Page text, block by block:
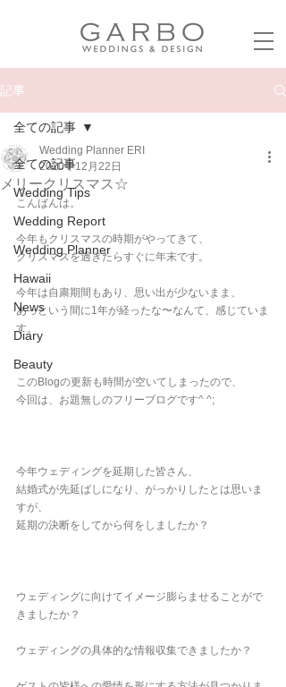
記事
全ての記事
Wedding Tips
Wedding Report
Wedding Planner
Hawaii
News
Diary
Beauty
全ての記事
メリークリスマス☆
Wedding Planner ERI
2020年12月22日
こんばんは。
今年もクリスマスの時期がやってきて、
クリスマスを過ぎたらすぐに年末です。
今年は自粛期間もあり、思い出が少ないまま、
あっという間に1年が経ったな〜なんて、感じていま
す。
このBlogの更新も時間が空いてしまったので、
今回は、お題無しのフリーブログです^ ^;
今年ウェディングを延期した皆さん、
結婚式が先延ばしになり、がっかりしたとは思いま
すが、
延期の決断をしてから何をしましたか？
ウェディングに向けてイメージ膨らませることがで
きましたか？
ウェディングの具体的な情報収集できましたか？